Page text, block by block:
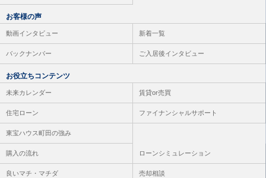
お客様の声
動画インタビュー 新着一覧
バックナンバー ご入居後インタビュー
お役立ちコンテンツ
未来カレンダー 賃貸or売買
住宅ローン ファイナンシャルサポート
東宝ハウス町田の強み
購入の流れ ローンシミュレーション
良いマチ・マチダ 売却相談